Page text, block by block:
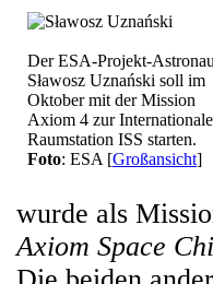
Der ESA-Projekt-
Sławosz Uznański soll im
Oktober mit der Mission
Axiom 4 zur
Raumstation ISS starten.
Foto: ESA [Großansicht]
wurde als
Axiom Space